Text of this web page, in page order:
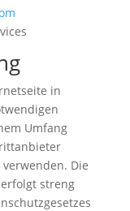
in
Umfang
Die
streng